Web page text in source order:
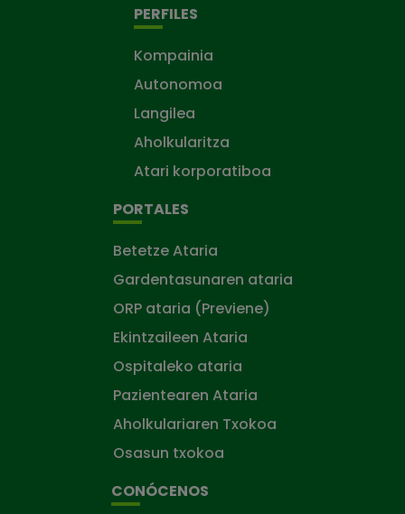
PERFILES
Kompainia
Autonomoa
Langilea
Aholkularitza
Atari korporatiboa
PORTALES
Betetze Ataria
Gardentasunaren ataria
ORP ataria (Previene)
Ekintzaileen Ataria
Ospitaleko ataria
Pazientearen Ataria
Aholkulariaren Txokoa
Osasun txokoa
CONÓCENOS